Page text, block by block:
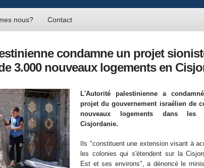
nous? Contact
condamne un projet
3.000 nouveaux logements en
L'Autorité palestinienne a
projet du gouvernement israélien de
nouveaux logements dans les
Cisjordanie.
Ils "constituent une extension visant à
les colonies qui s'étendent sur la
Est et ses environs", a dénoncé le